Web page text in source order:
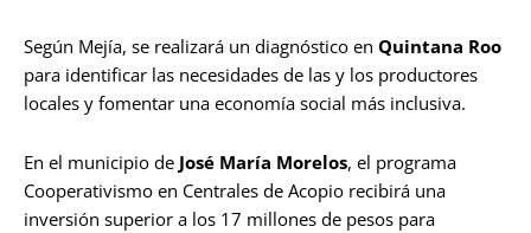
Según Mejía, se realizará un diagnóstico en Quintana Roo
para identificar las necesidades de las y los productores
locales y fomentar una economía social más inclusiva.
En el municipio de José María Morelos, el programa
Cooperativismo en Centrales de Acopio recibirá una
inversión superior a los 17 millones de pesos para